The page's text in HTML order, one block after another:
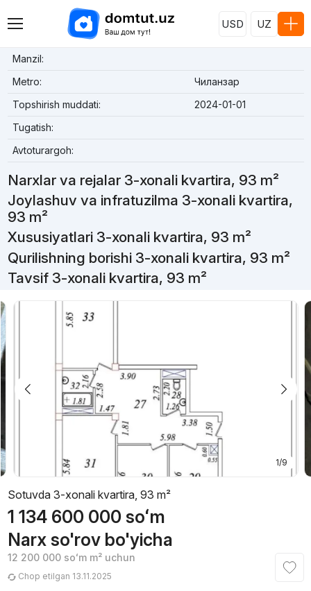
USD UZ
Manzil:
Metro:
Чиланзар
Topshirish muddati:
2024-01-01
Tugatish:
Avtoturargoh:
Narxlar va rejalar 3-xonali kvartira, 93 m²
Joylashuv va infratuzilma 3-xonali kvartira,
93 m²
Xususiyatlari 3-xonali kvartira, 93 m²
Qurilishning borishi 3-xonali kvartira, 93 m²
Tavsif 3-xonali kvartira, 93 m²
1/9
Sotuvda 3-xonali kvartira, 93 m²
1 134 600 000 soʻm
Narx so'rov bo'yicha
12 200 000 soʻmm² uchun
Chop etilgan 13.11.2025